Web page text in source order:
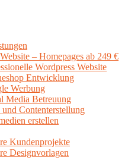
– Homepages ab 249 €
Wordpress Website
Entwicklung
Werbung
Media Betreuung
und Contenterstellung
erstellen
Kundenprojekte
Designvorlagen